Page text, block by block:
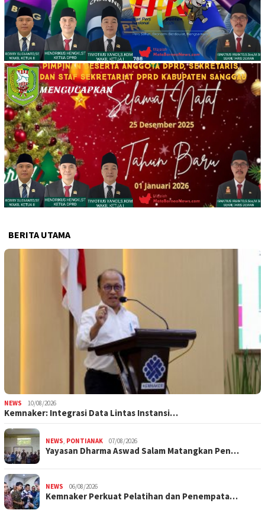
BERITA UTAMA
NEWS 10/08/2026
Kemnaker: Integrasi Data Lintas Instansi…
NEWS, PONTIANAK 07/08/2026
Yayasan Dharma Aswad Salam Matangkan Pen…
NEWS 06/08/2026
Kemnaker Perkuat Pelatihan dan Penempata…